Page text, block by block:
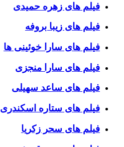
فیلم های زهره حمیدی
فیلم های زیبا بروفه
فیلم های سارا خوئینی ها
فیلم های سارا منجزی
فیلم های ساعد سهیلی
فیلم های ستاره اسکندری
فیلم های سحر زکریا